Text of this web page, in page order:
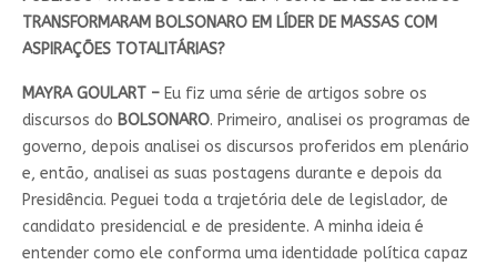
TRANSFORMARAM BOLSONARO EM LÍDER DE MASSAS COM
ASPIRAÇÕES TOTALITÁRIAS?
MAYRA GOULART –Eu fiz uma série de artigos sobre os
discursos do BOLSONARO. Primeiro, analisei os programas de
governo, depois analisei os discursos proferidos em plenário
e, então, analisei as suas postagens durante e depois da
Presidência. Peguei toda a trajetória dele de legislador, de
candidato presidencial e de presidente. A minha ideia é
entender como ele conforma uma identidade política capaz